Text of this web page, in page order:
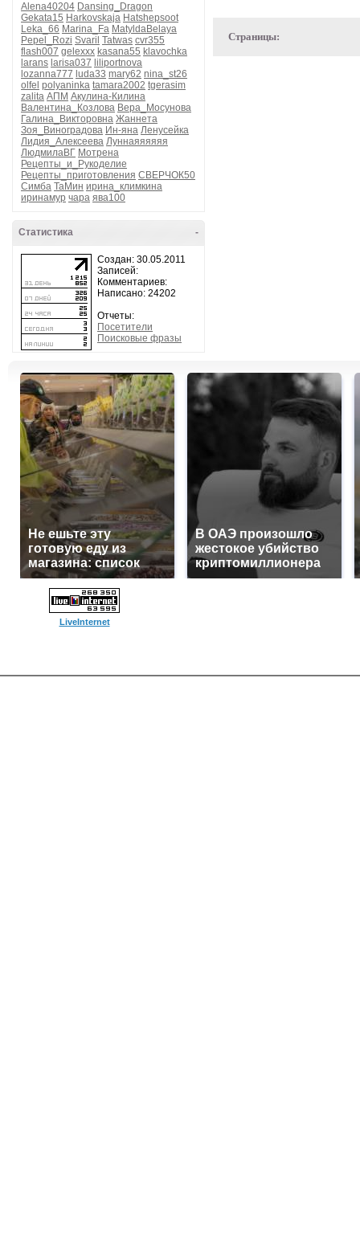
Alena40204 Dansing_Dragon
Gekata15 Harkovskaja Hatshepsoot
Leka_66 Marina_Fa MatyldaBelaya
Pepel_Rozi Svaril Tatwas cvr355
flash007 gelexxx kasana55 klavochka
larans larisa037 liliportnova
lozanna777 luda33 mary62 nina_st26
olfel polyaninka tamara2002 tgerasim
zalita АПМ Акулина-Килина
Валентина_Козлова Вера_Мосунова
Галина_Викторовна Жаннета
Зоя_Виноградова Ин-яна Ленусейка
Лидия_Алексеева Луннаяяяяяя
ЛюдмилаВГ Мотрена
Рецепты_и_Рукоделие
Рецепты_приготовления СВЕРЧОК50
Симба ТаМин ирина_климкина
иринамур чара ява100
-
Статистика
Создан: 30.05.2011
Записей:
Комментариев:
Написано: 24202
Отчеты:
Посетители
Поисковые фразы
Страницы:
Не ешьте эту
готовую еду из
магазина: список
В ОАЭ произошло
жестокое убийство
криптомиллионера
LiveInternet